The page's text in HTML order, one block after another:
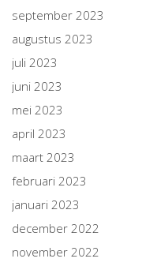
september 2023
augustus 2023
juli 2023
juni 2023
mei 2023
april 2023
maart 2023
februari 2023
januari 2023
december 2022
november 2022